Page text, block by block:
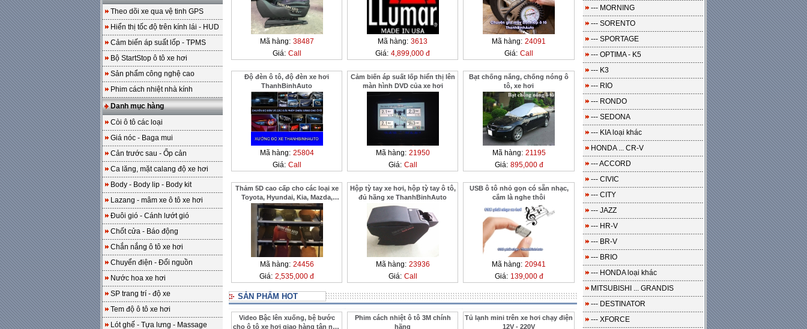
Theo dõi xe qua vệ tinh GPS
Hiển thị tốc độ trên kính lái - HUD
Cảm biến áp suất lốp - TPMS
Bộ StartStop ô tô xe hơi
Sản phẩm công nghệ cao
Phim cách nhiệt nhà kính
Danh mục hàng
Còi ô tô các loại
Giá nóc - Baga mui
Cản trước sau - Ốp cản
Ca lăng, mặt calang độ xe hơi
Body - Body lip - Body kit
Lazang - mâm xe ô tô xe hơi
Đuôi gió - Cánh lướt gió
Chốt cửa - Báo động
Chắn nắng ô tô xe hơi
Chuyển điện - Đổi nguồn
Nước hoa xe hơi
SP trang trí - độ xe
Tem độ ô tô xe hơi
Lót ghế - Tựa lưng - Massage
Mã hàng: 38487
Giá: Call
Mã hàng: 3613
Giá: 4,899,000 đ
Mã hàng: 24091
Giá: Call
Độ đèn ô tô, độ đèn xe hơi
ThanhBinhAuto
Mã hàng: 25804
Giá: Call
Cảm biến áp suất lốp hiển thị lên
màn hình DVD của xe hơi
Mã hàng: 21950
Giá: Call
Bạt chống nắng, chống nóng ô
tô, xe hơi
Mã hàng: 21195
Giá: 895,000 đ
Thảm 5D cao cấp cho các loại xe
Toyota, Hyundai, Kia, Mazda,
Ford
Mã hàng: 24456
Giá: 2,535,000 đ
Hộp tỳ tay xe hơi, hộp tỳ tay ô tô,
đủ hãng xe ThanhBinhAuto
Mã hàng: 23936
Giá: Call
USB ô tô nhỏ gọn có sẵn nhạc,
cắm là nghe thôi
Mã hàng: 20941
Giá: 139,000 đ
SẢN PHẨM HOT
Video Bậc lên xuống, bệ bước
cho ô tô xe hơi giao hàng tận nhà
Phim cách nhiệt ô tô 3M chính
hãng
Tủ lạnh mini trên xe hơi chạy điện
12V - 220V
--- MORNING
--- SORENTO
--- SPORTAGE
--- OPTIMA - K5
--- K3
--- RIO
--- RONDO
--- SEDONA
--- KIA loại khác
HONDA ... CR-V
--- ACCORD
--- CIVIC
--- CITY
--- JAZZ
--- HR-V
--- BR-V
--- BRIO
--- HONDA loại khác
MITSUBISHI ... GRANDIS
--- DESTINATOR
--- XFORCE